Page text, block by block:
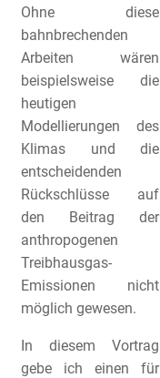
Ohne diese
bahnbrechenden
Arbeiten wären
beispielsweise die
heutigen
Modellierungen des
Klimas und die
entscheidenden
Rückschlüsse auf
den Beitrag der
anthropogenen
Treibhausgas-
Emissionen nicht
möglich gewesen.
In diesem Vortrag
gebe ich einen für